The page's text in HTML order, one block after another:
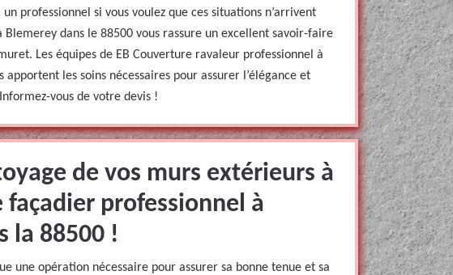
professionnel si vous voulez que ces situations n’arrivent
Blemerey dans le 88500 vous rassure un excellent savoir-faire
Les équipes de EB Couverture ravaleur professionnel à
apportent les soins nécessaires pour assurer l’élégance et
vous de votre devis !
de vos murs extérieurs à
façadier professionnel à
la 88500 !
une opération nécessaire pour assurer sa bonne tenue et sa